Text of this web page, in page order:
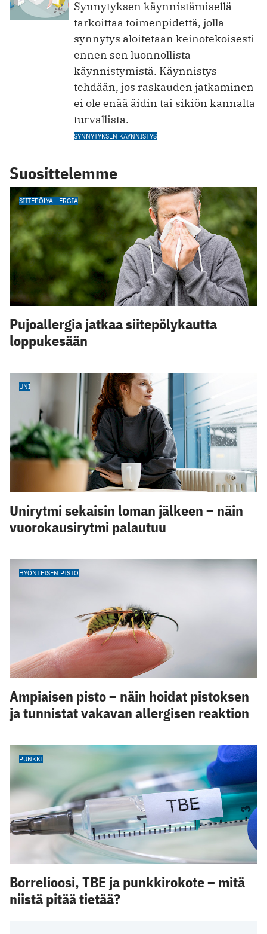
Synnytyksen käynnistämisellä
tarkoittaa toimenpidettä, jolla
synnytys aloitetaan keinotekoisesti
ennen sen luonnollista
käynnistymistä. Käynnistys
tehdään, jos raskauden jatkaminen
ei ole enää äidin tai sikiön kannalta
turvallista.
SYNNYTYKSEN KÄYNNISTYS
Suosittelemme
SIITEPÖLYALLERGIA
Pujoallergia jatkaa siitepölykautta
loppukesään
UNI
Unirytmi sekaisin loman jälkeen – näin
vuorokausirytmi palautuu
HYÖNTEISEN PISTO
Ampiaisen pisto – näin hoidat pistoksen
ja tunnistat vakavan allergisen reaktion
PUNKKI
Borrelioosi, TBE ja punkkirokote – mitä
niistä pitää tietää?